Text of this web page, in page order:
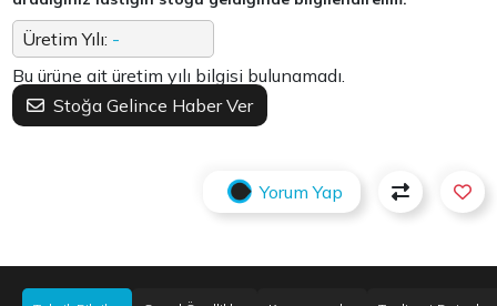
Üretim Yılı: -
Bu ürüne ait üretim yılı bilgisi bulunamadı.
Stoğa Gelince Haber Ver
Yorum Yap